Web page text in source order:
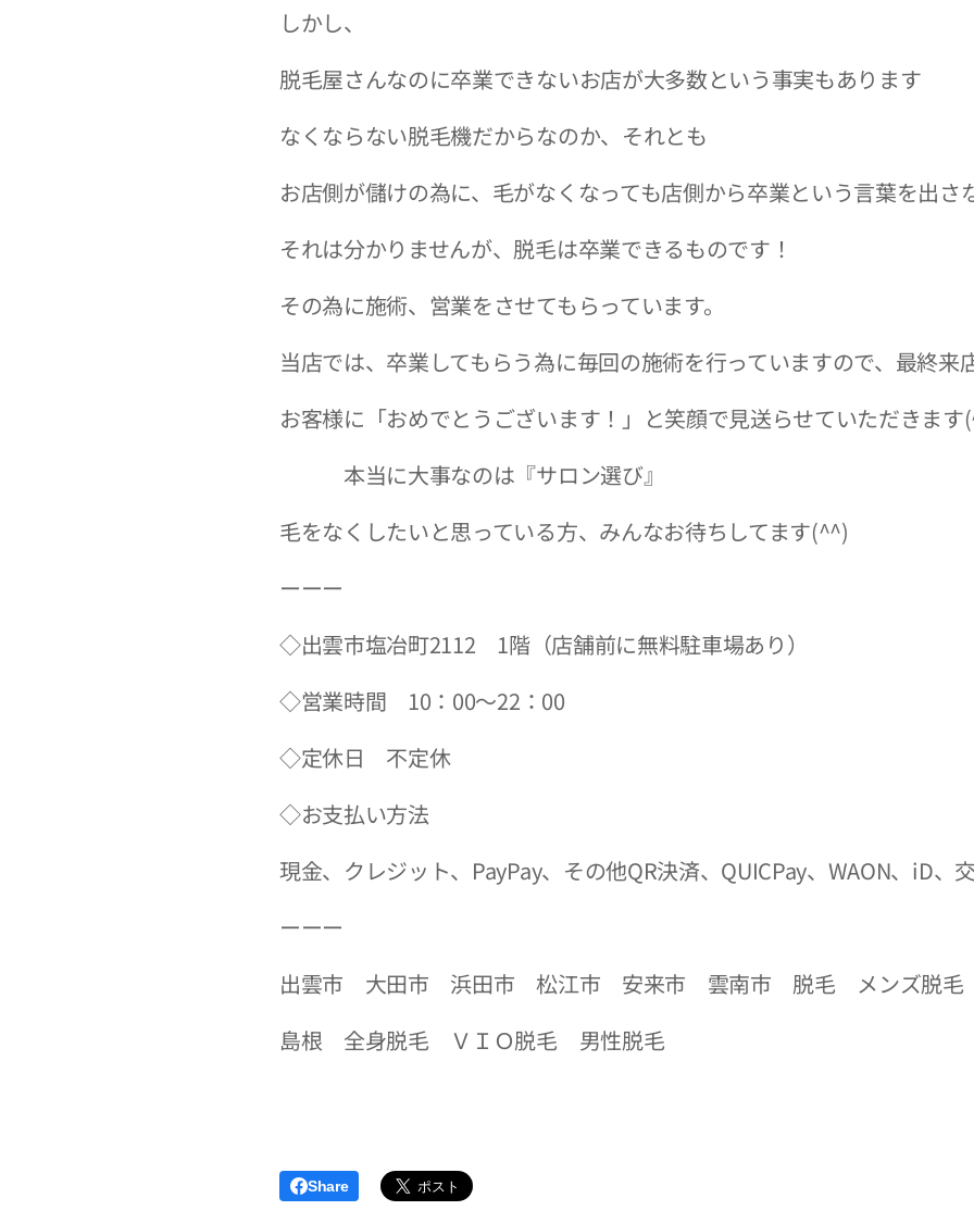
しかし、
脱毛屋さんなのに卒業できないお店が大多数という事実もあります
なくならない脱毛機だからなのか、それとも
お店側が儲けの為に、毛がなくなっても店側から卒業という言葉を出さ
それは分かりませんが、脱毛は卒業できるものです！
その為に施術、営業をさせてもらっています。
当店では、卒業してもらう為に毎回の施術を行っていますので、最終来
お客様に「おめでとうございます！」と笑顔で見送らせていただきます
本当に大事なのは『サロン選び』
毛をなくしたいと思っている方、みんなお待ちしてます(^^)
ーーー
◇出雲市塩冶町2112 1階（店舗前に無料駐車場あり）
◇営業時間 10：00～22：00
◇定休日 不定休
◇お支払い方法
現金、クレジット、PayPay、その他QR決済、QUICPay、WAON、iD、
ーーー
出雲市 大田市 浜田市 松江市 安来市 雲南市 脱毛 メンズ脱毛
島根 全身脱毛 ＶＩＯ脱毛 男性脱毛
Share